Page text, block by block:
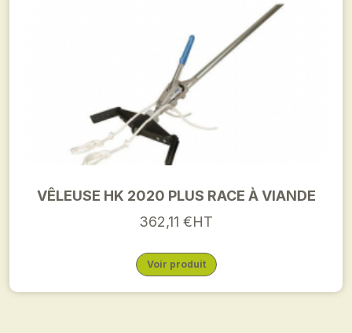
VÊLEUSE HK 2020 PLUS RACE À VIANDE
362,11 €HT
Voir produit